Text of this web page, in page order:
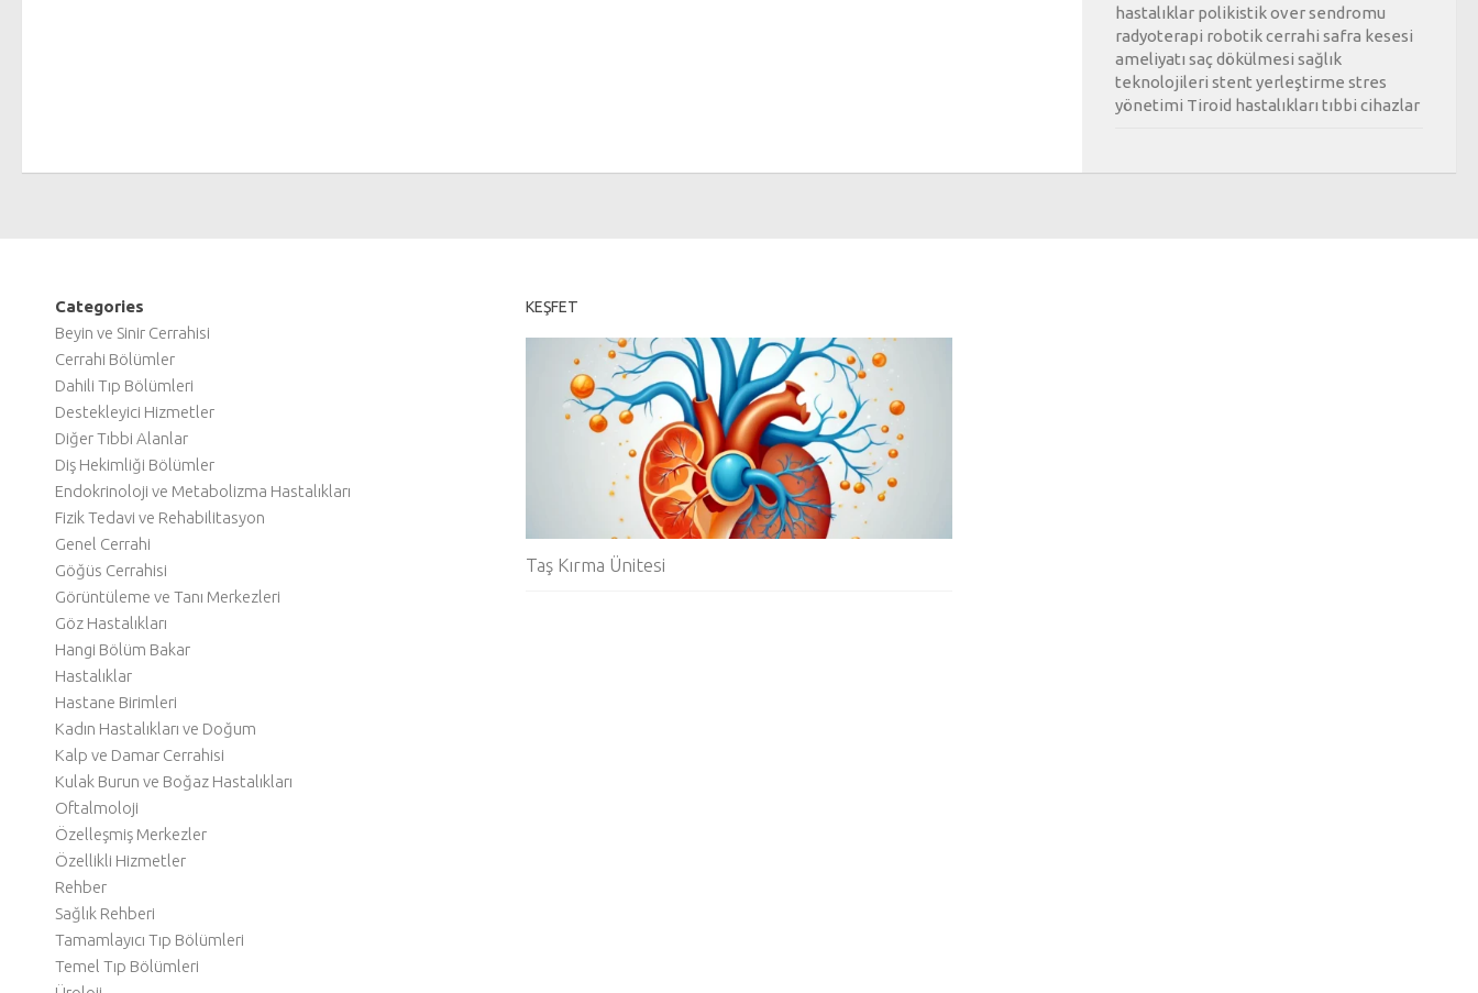
hastalıklar polikistik over sendromu
radyoterapi robotik cerrahi safra kesesi
ameliyatı saç dökülmesi sağlık
teknolojileri stent yerleştirme stres
yönetimi Tiroid hastalıkları tıbbi cihazlar
Categories
Beyin ve Sinir Cerrahisi
Cerrahi Bölümler
Dahili Tıp Bölümleri
Destekleyici Hizmetler
Diğer Tıbbi Alanlar
Diş Hekimliği Bölümler
Endokrinoloji ve Metabolizma Hastalıkları
Fizik Tedavi ve Rehabilitasyon
Genel Cerrahi
Göğüs Cerrahisi
Görüntüleme ve Tanı Merkezleri
Göz Hastalıkları
Hangi Bölüm Bakar
Hastalıklar
Hastane Birimleri
Kadın Hastalıkları ve Doğum
Kalp ve Damar Cerrahisi
Kulak Burun ve Boğaz Hastalıkları
Oftalmoloji
Özelleşmiş Merkezler
Özellikli Hizmetler
Rehber
Sağlık Rehberi
Tamamlayıcı Tıp Bölümleri
Temel Tıp Bölümleri
KEŞFET
Taş Kırma Ünitesi